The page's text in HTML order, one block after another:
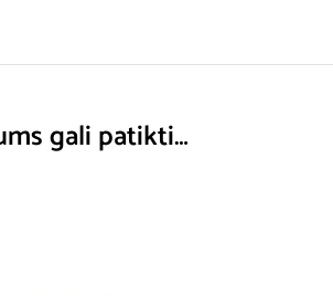
gali patikti…